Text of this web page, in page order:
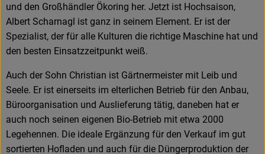
und den Großhändler Ökoring her. Jetzt ist Hochsaison,
Albert Scharnagl ist ganz in seinem Element. Er ist der
Spezialist, der für alle Kulturen die richtige Maschine hat und
den besten Einsatzzeitpunkt weiß.
Auch der Sohn Christian ist Gärtnermeister mit Leib und
Seele. Er ist einerseits im elterlichen Betrieb für den Anbau,
Büroorganisation und Auslieferung tätig, daneben hat er
auch noch seinen eigenen Bio-Betrieb mit etwa 2000
Legehennen. Die ideale Ergänzung für den Verkauf im gut
sortierten Hofladen und auch für die Düngerproduktion der